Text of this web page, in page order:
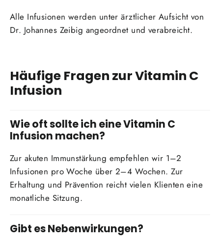
Alle Infusionen werden unter ärztlicher Aufsicht von
Dr. Johannes Zeibig angeordnet und verabreicht.
Häufige Fragen zur Vitamin C
Infusion
Wie oft sollte ich eine Vitamin C
Infusion machen?
Zur akuten Immunstärkung empfehlen wir 1–2
Infusionen pro Woche über 2–4 Wochen. Zur
Erhaltung und Prävention reicht vielen Klienten eine
monatliche Sitzung.
Gibt es Nebenwirkungen?